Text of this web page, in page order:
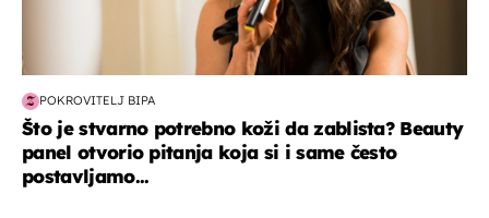
POKROVITELJ BIPA
Što je stvarno potrebno koži da zablista? Beauty
panel otvorio pitanja koja si i same često
postavljamo...